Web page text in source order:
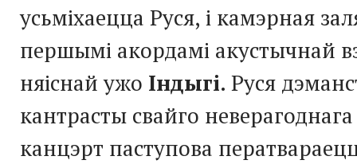
усьміхаецца Руся, і камэрная
першымі акордамі акустычнай
няіснай ужо Індыгі. Руся
кантрасты свайго неверагоднага
канцэрт паступова